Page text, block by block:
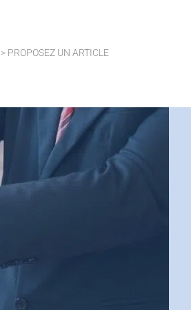
> PROPOSEZ UN ARTICLE